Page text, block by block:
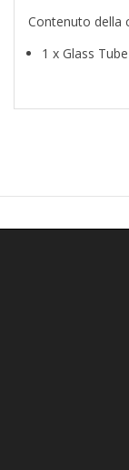
Contenuto della
1 x Glass